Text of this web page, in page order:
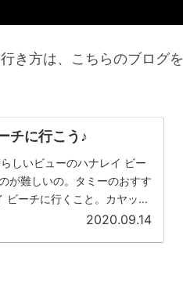
き方は、こちらのブログを
チに行こう♪
しいビューのハナレイ ビー
が難しいの。タミーのおすす
ビーチに行くこと。カヤック
2020.09.14